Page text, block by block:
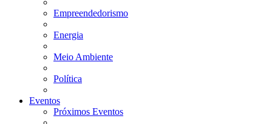
Empreendedorismo
Energia
Meio Ambiente
Política
Eventos
Próximos Eventos